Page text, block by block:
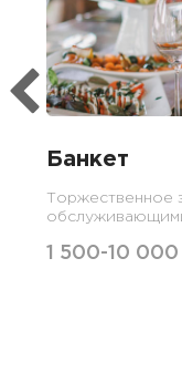
Банкет
Торжественное
1 500-10 000